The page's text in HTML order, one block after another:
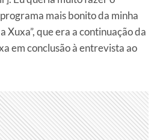
programa mais bonito da minha
Xuxa”, que era a continuação da
em conclusão à entrevista ao